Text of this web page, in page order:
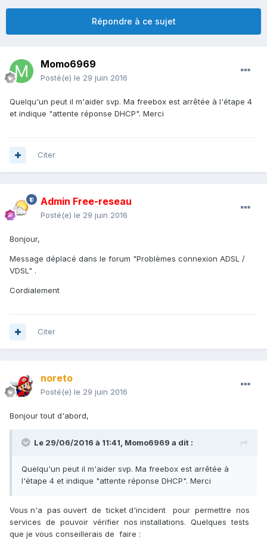
Répondre à ce sujet
Momo6969
Posté(e) le 29 juin 2016
Quelqu'un peut il m'aider svp. Ma freebox est arrêtée à l'étape 4
et indique "attente réponse DHCP". Merci
Citer
Admin Free-reseau
Posté(e) le 29 juin 2016
Bonjour,
Message déplacé dans le forum "Problèmes connexion ADSL /
VDSL" .
Cordialement
Citer
noreto
Posté(e) le 29 juin 2016
Bonjour tout d'abord,
Le 29/06/2016 à 11:41, Momo6969 a dit :
Quelqu'un peut il m'aider svp. Ma freebox est arrêtée à
l'étape 4 et indique "attente réponse DHCP". Merci
Vous n'a pas ouvert de ticket d'incident pour permettre nos
services de pouvoir vérifier nos installations. Quelques tests
que je vous conseillerais de faire :